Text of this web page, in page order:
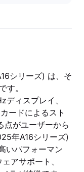
シリーズ) は、そ
す。
ィスプレイ、
ードによるスト
点がユーザーから
年A16シリーズ)
いパフォーマン
アサポート、